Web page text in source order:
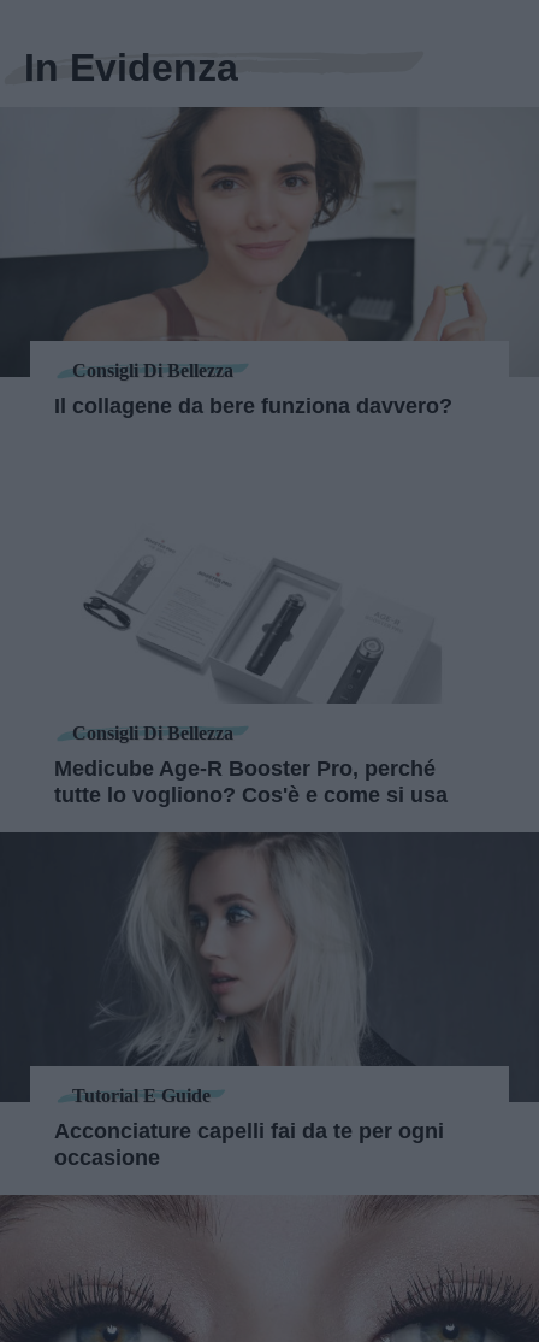
In Evidenza
Consigli Di Bellezza
Il collagene da bere funziona davvero?
Consigli Di Bellezza
Medicube Age-R Booster Pro, perché
tutte lo vogliono? Cos'è e come si usa
Tutorial E Guide
Acconciature capelli fai da te per ogni
occasione